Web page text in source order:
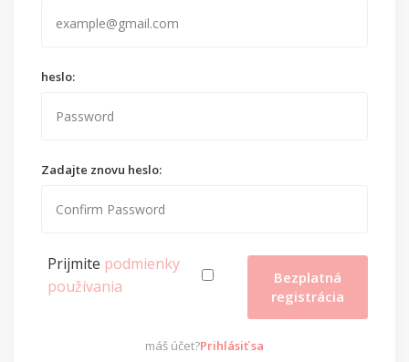
heslo:
Zadajte znovu heslo:
Prijmite podmienky
používania
Bezplatná
registrácia
máš účet?Prihlásiť sa